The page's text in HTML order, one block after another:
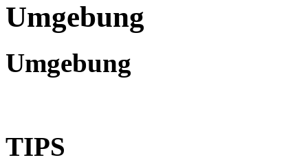
Umgebung
Umgebung
TIPS